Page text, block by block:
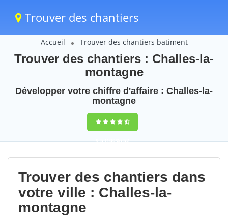
Trouver des chantiers
Accueil Trouver des chantiers batiment
Trouver des chantiers : Challes-la-
montagne
Développer votre chiffre d'affaire : Challes-la-
montagne
9,5(100%)52
votes
Trouver des chantiers dans
votre ville : Challes-la-
montagne